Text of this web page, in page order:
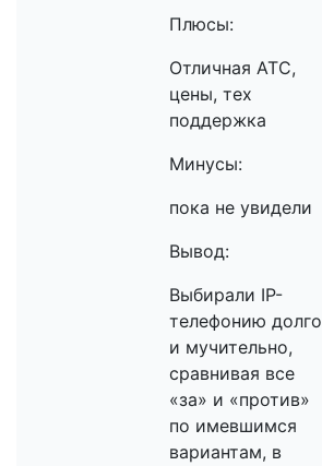
Плюсы:
Отличная АТС,
цены, тех
поддержка
Минусы:
пока не увидели
Вывод:
Выбирали IP-
телефонию долго
и мучительно,
сравнивая все
«за» и «против»
по имевшимся
вариантам, в